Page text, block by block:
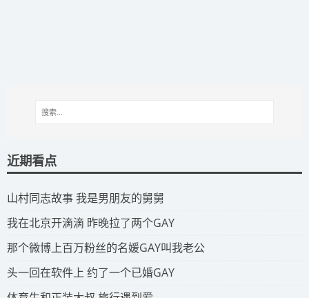
近期看点
​山村同志故事 我是男朋友的舅舅
​我在北京开滴滴 昨晚拉了两个GAY
​那个微博上百万粉丝的名媛GAY叫我老公
​头一回在软件上 约了一个已婚GAY